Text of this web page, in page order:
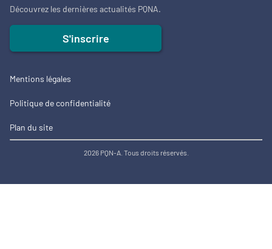
Découvrez les dernières actualités PQNA.
S'inscrire
Mentions légales
Politique de confidentialité
Plan du site
2026 PQN-A. Tous droits réservés.